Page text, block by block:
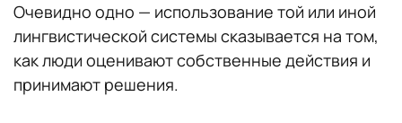
Очевидно одно — использование той или иной
лингвистической системы сказывается на том,
как люди оценивают собственные действия и
принимают решения.